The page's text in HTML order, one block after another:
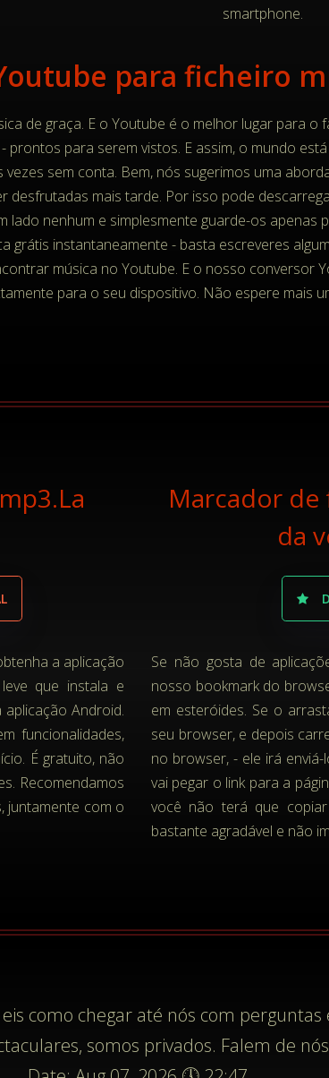
smartphone.
de graça. E o Youtube é o melhor lugar para o
prontos para serem vistos. E assim, o mundo
sem conta. Bem, nós sugerimos uma
desfrutadas mais tarde. Por isso pode
nenhum e simplesmente guarde-os apenas
grátis instantaneamente - basta escreveres
música no Youtube. E o nosso conversor
para o seu dispositivo. Não espere mais
a aplicação
que instala e
Android.
funcionalidades,
É gratuito, não
Recomendamos
juntamente com o
Marcador
da
Se não gosta de
nosso bookmark do
em esteróides. Se o
seu browser, e depois
no browser, - ele irá
vai pegar o link para a
você não terá que
bastante agradável e não
eis como chegar até nós com
somos privados. Falem de